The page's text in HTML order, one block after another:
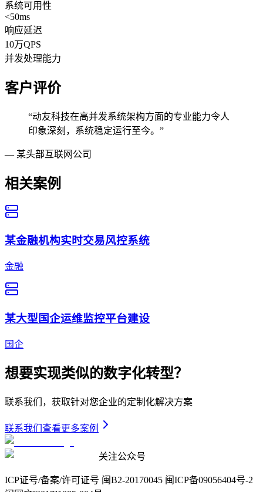
系统可用性
<50ms
响应延迟
10万QPS
并发处理能力
客户评价
“动友科技在高并发系统架构方面的专业能力令人
印象深刻，系统稳定运行至今。 ”
— 某头部互联网公司
相关案例
某金融机构实时交易风控系统
金融
某大型国企运维监控平台建设
国企
想要实现类似的数字化转型？
联系我们，获取针对您企业的定制化解决方案
联系我们 查看更多案例
关注公众号
ICP证号/备案/许可证号 闽B2-20170045 闽ICP备09056404号-2